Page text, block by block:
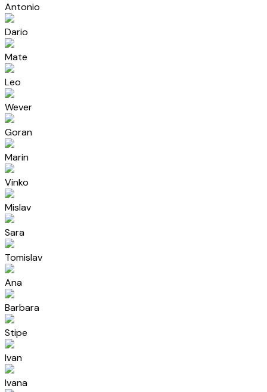
Antonio
Dario
Mate
Leo
Wever
Goran
Marin
Vinko
Mislav
Sara
Tomislav
Ana
Barbara
Stipe
Ivan
Ivana